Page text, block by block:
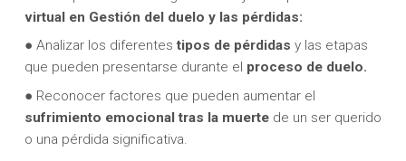
virtual en Gestión del duelo y las pérdidas:
● Analizar los diferentestipos de pérdidas y las etapas
que pueden presentarse durante el proceso de duelo.
● Reconocer factores que pueden aumentar el
sufrimiento emocional tras la muertede un ser querido
o una pérdida significativa.